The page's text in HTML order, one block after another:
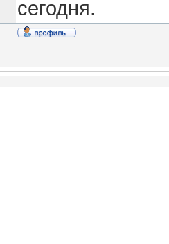
сегодня.